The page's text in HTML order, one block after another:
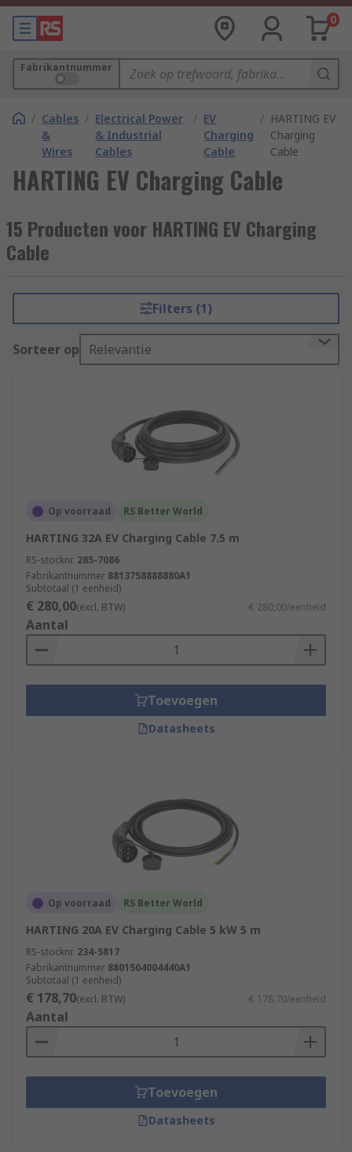
0
Fabrikantnummer
/ Cables
&
Wires
/ Electrical Power
& Industrial
Cables
/ EV
Charging
Cable
/ HARTING EV
Charging
Cable
HARTING EV Charging Cable
15 Producten voor HARTING EV Charging
Cable
Filters (1)
Sorteer op Relevantie
Op voorraad RS Better World
HARTING 32A EV Charging Cable 7.5 m
RS-stocknr. 285-7086
Fabrikantnummer 8813758888880A1
Subtotaal (1 eenheid)
€ 280,00(excl. BTW) € 280,00/eenheid
Aantal
Toevoegen
Datasheets
Op voorraad RS Better World
HARTING 20A EV Charging Cable 5 kW 5 m
RS-stocknr. 234-5817
Fabrikantnummer 8801504004440A1
Subtotaal (1 eenheid)
€ 178,70(excl. BTW) € 178,70/eenheid
Aantal
Toevoegen
Datasheets